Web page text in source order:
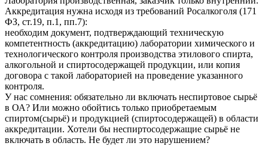
Аккредитация нужна исходя из требований Росалкоголя (171
ФЗ, ст.19, п.1, пп.7):
необходим документ, подтверждающий техническую
компетентность (аккредитацию) лаборатории химического и
технологического контроля производства этилового спирта,
алкогольной и спиртосодержащей продукции, или копия
договора с такой лабораторией на проведение указанного
контроля.
У нас сомнения: обязательно ли включать неспиртовое сырьё
в ОА? Или можно обойтись только приобретаемым
спиртом(сырьё) и продукцией (спиртосодержащей) в области
аккредитации. Хотели бы неспиртосодержащие сырьё не
включать в область. Не будет ли это нарушением?